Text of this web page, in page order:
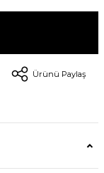
Ürünü Paylaş